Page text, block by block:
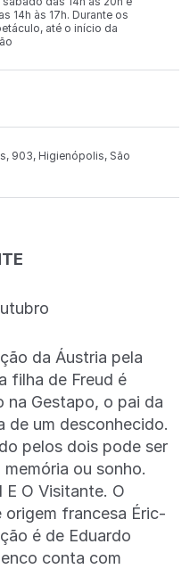
14h às 17h. Durante os
até o início da
903, Higienópolis, São
da Áustria pela
filha de Freud é
na Gestapo, o pai da
de um desconhecido.
pelos dois pode ser
ou sonho.
E O Visitante. O
francesa Éric-
é de Eduardo
conta com